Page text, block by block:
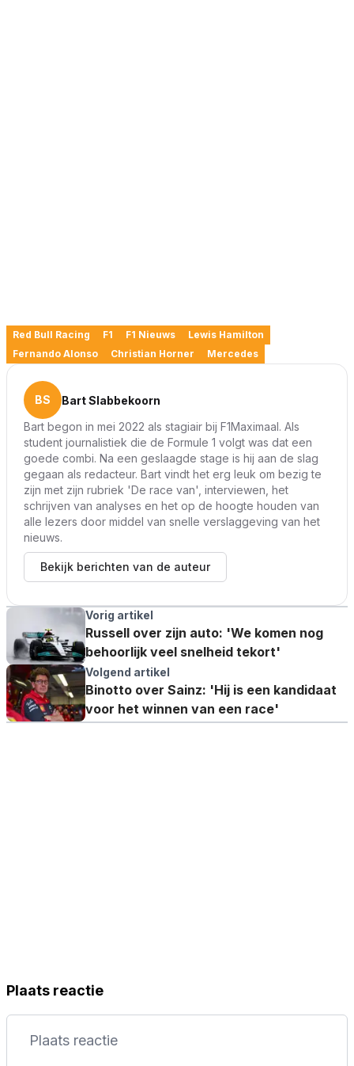
Red Bull Racing F1 F1 Nieuws
Lewis Hamilton
Fernando Alonso
Christian Horner Mercedes
BS
Bart Slabbekoorn
Bart begon in mei 2022 als stagiair bij F1Maximaal. Als
student journalistiek die de Formule 1 volgt was dat een
goede combi. Na een geslaagde stage is hij aan de slag
gegaan als redacteur. Bart vindt het erg leuk om bezig te
zijn met zijn rubriek 'De race van', interviewen, het
schrijven van analyses en het op de hoogte houden van
alle lezers door middel van snelle verslaggeving van het
nieuws.
Bekijk berichten van de auteur
Vorig artikel
Russell over zijn auto: 'We komen nog
behoorlijk veel snelheid tekort'
Volgend artikel
Binotto over Sainz: 'Hij is een kandidaat
voor het winnen van een race'
Plaats reactie